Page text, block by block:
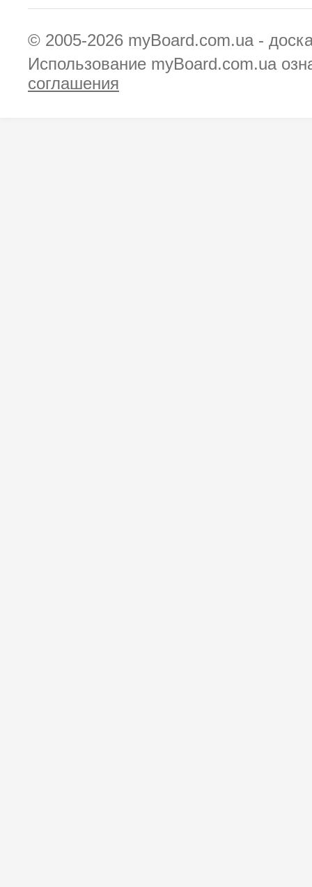
© 2005-2026 myBoard.com.ua -
Использование myBoard.com.ua
соглашения